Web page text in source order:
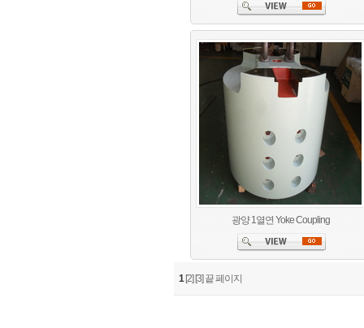
광양 1열연 Yoke Coupling
1 [2] [3] 끝 페이지